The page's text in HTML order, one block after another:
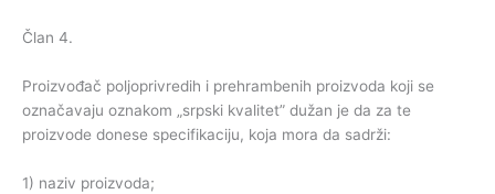
Član 4.
Proizvođač poljoprivredih i prehrambenih proizvoda koji se
označavaju oznakom „srpski kvalitet” dužan je da za te
proizvode donese specifikaciju, koja mora da sadrži:
1) naziv proizvoda;